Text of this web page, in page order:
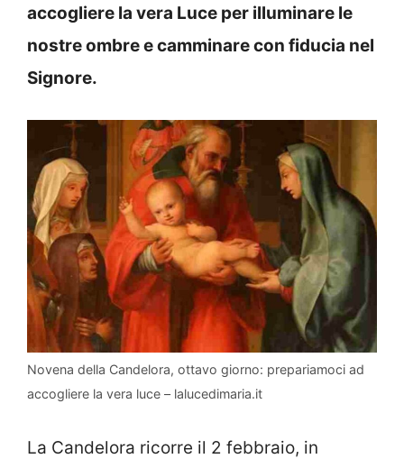
accogliere la vera Luce per illuminare le
nostre ombre e camminare con fiducia nel
Signore.
Novena della Candelora, ottavo giorno: prepariamoci ad
accogliere la vera luce – lalucedimaria.it
La Candelora ricorre il 2 febbraio, in